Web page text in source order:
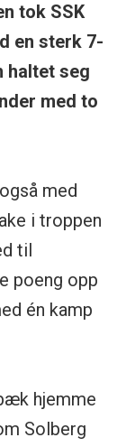
tok SSK
en sterk 7-
haltet seg
med to
med
i troppen
til
poeng opp
én kamp
hjemme
Solberg